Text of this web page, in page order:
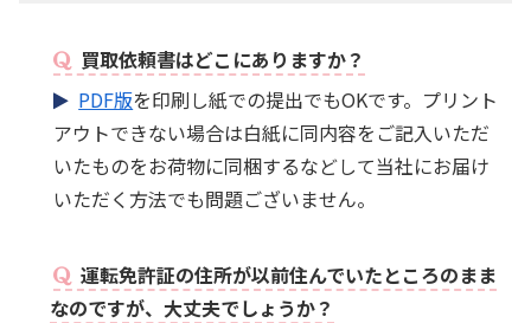
買取依頼書はどこにありますか？
PDF版を印刷し紙での提出でもOKです。プリント
アウトできない場合は白紙に同内容をご記入いただ
いたものをお荷物に同梱するなどして当社にお届け
いただく方法でも問題ございません。
運転免許証の住所が以前住んでいたところのまま
なのですが、大丈夫でしょうか？